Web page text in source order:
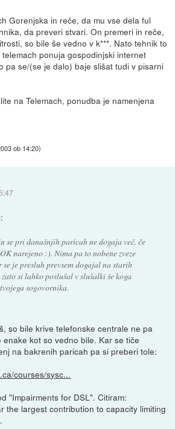
Gorenjska in reče, da mu vse dela ful
da preveri stvari. On premeri in reče,
so bile še vedno v k***. Nato tehnik to
ponuja gospodinjski internet
pa se/(se je dalo) baje slišat tudi v pisarni
na Telemach, ponudba je namenjena
ob 14:20)
se pri današnjih paricah ne dogaja več. če
narejeno :). Nima pa to nobene zveze
se je presluh prevsem dogajal na starih
si lahko poslušal v slušalki še koga
sogovornika.
so bile krive telefonske centrale ne pa
kot so vedno bile. Kar se tiče
na bakrenih paricah pa si preberi tole:
courses/sysc...
"Impairments for DSL". Citiram:
the largest contribution to capacity limiting